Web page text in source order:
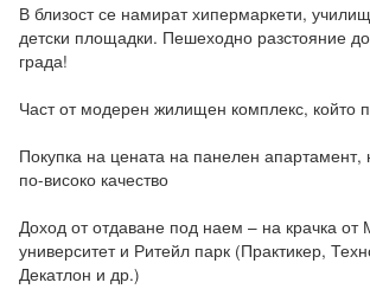
В близост се намират хипермаркети,
детски площадки. Пешеходно разстояние
града!
Част от модерен жилищен комплекс, който
Покупка на цената на панелен
по-високо качество
Доход от отдаване под наем – на крачка от
университет и Ритейл парк (Практикер,
Декатлон и др.)